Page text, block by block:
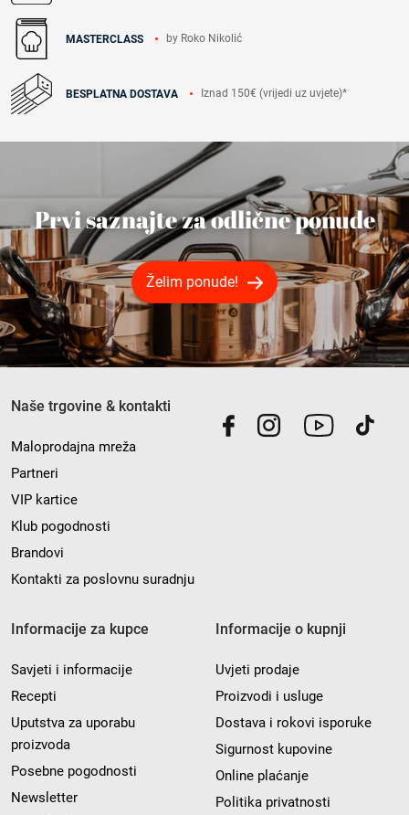
MASTERCLASS by Roko Nikolić
BESPLATNA DOSTAVA Iznad 150€ (vrijedi uz uvjete)*
Prvi saznajte za odlične ponude
Želim ponude!
Naše trgovine & kontakti
Maloprodajna mreža
Partneri
VIP kartice
Klub pogodnosti
Brandovi
Kontakti za poslovnu suradnju
Informacije za kupce
Savjeti i informacije
Recepti
Uputstva za uporabu
proizvoda
Posebne pogodnosti
Newsletter
Informacije o kupnji
Uvjeti prodaje
Proizvodi i usluge
Dostava i rokovi isporuke
Sigurnost kupovine
Online plaćanje
Politika privatnosti